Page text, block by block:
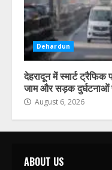
Dehardun
देहरादून में स्मार्ट ट्रैफिक
जाम और सड़क दुर्घटनाओं
August 6, 2026
ABOUT US